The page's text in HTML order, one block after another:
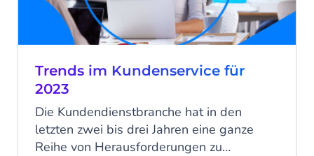
Trends im Kundenservice für
2023
Die Kundendienstbranche hat in den
letzten zwei bis drei Jahren eine ganze
Reihe von Herausforderungen zu